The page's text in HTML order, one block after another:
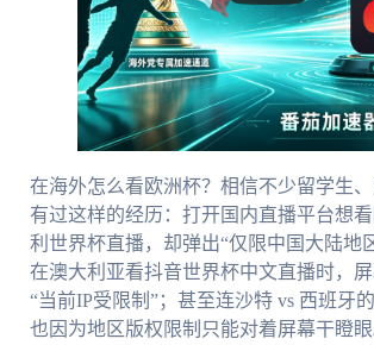
在海外怎么看欧洲杯？相信不少留学生
有过这样的经历：打开国内直播平台想
利世界杯直播，却弹出“仅限中国大陆地
在澳大利亚看抖音世界杯中文直播时，
“当前IP受限制”；甚至连沙特 vs 西班牙
也因为地区版权限制只能对着屏幕干瞪